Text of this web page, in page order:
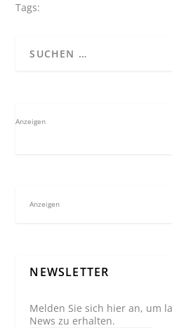
Tags:
Anzeigen
Anzeigen
NEWSLETTER
Melden Sie sich hier an, um
News zu erhalten.